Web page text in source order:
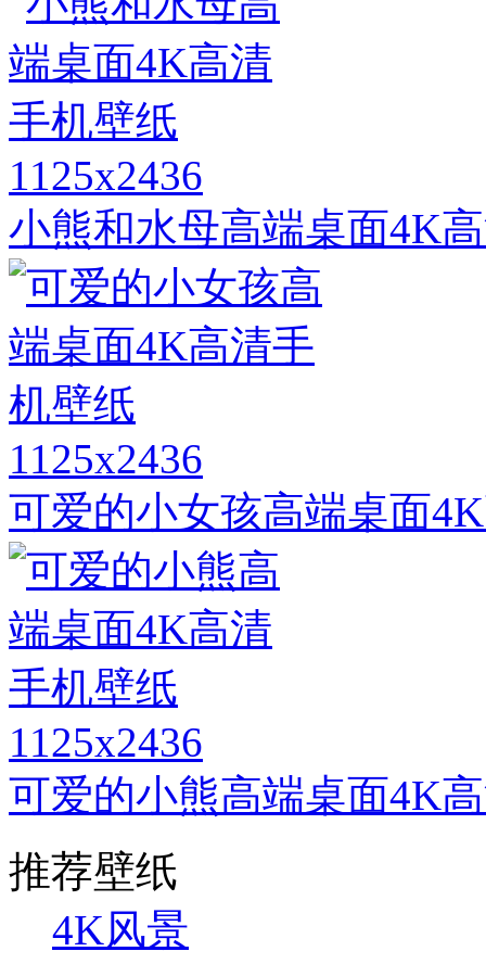
1125x2436
小熊和水母高端桌面4K
1125x2436
可爱的小女孩高端桌面
1125x2436
可爱的小熊高端桌面4K
推荐壁纸
4K风景